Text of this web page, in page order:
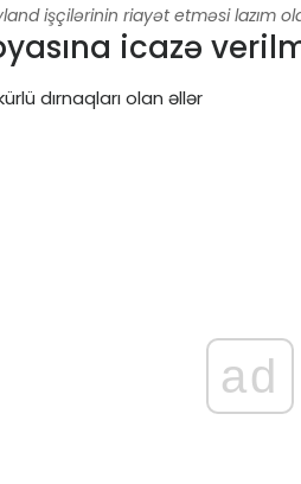
işçilərinin riayət etməsi lazım
icazə
ad